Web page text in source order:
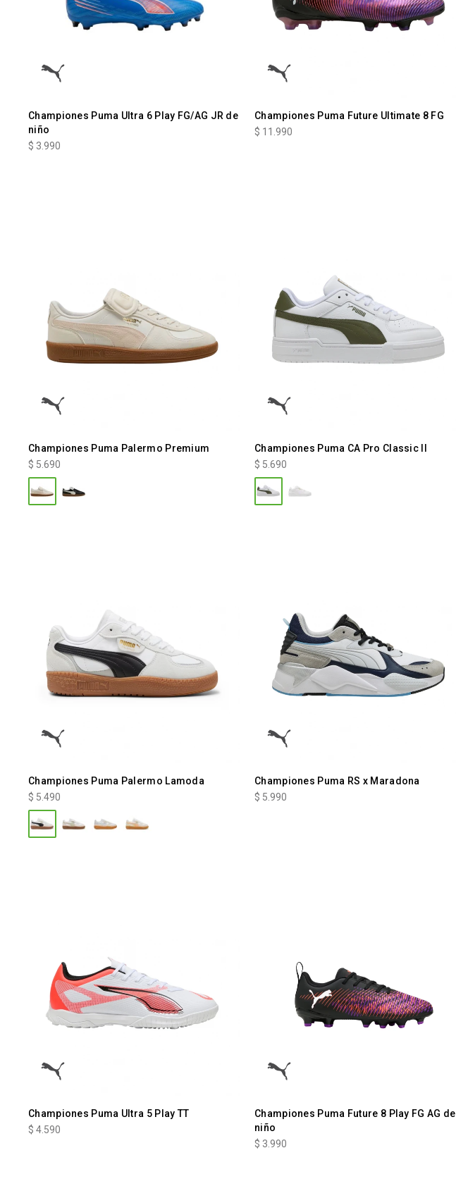
Championes Puma Ultra 6 Play FG/AG JR de
niño
$ 3.990
Championes Puma Future Ultimate 8 FG
$ 11.990
Championes Puma Palermo Premium
$ 5.690
Championes Puma CA Pro Classic II
$ 5.690
Championes Puma Palermo Lamoda
$ 5.490
Championes Puma RS x Maradona
$ 5.990
Championes Puma Ultra 5 Play TT
$ 4.590
Championes Puma Future 8 Play FG AG de
niño
$ 3.990